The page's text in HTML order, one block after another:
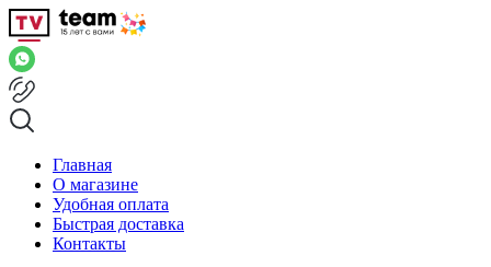
Главная
О магазине
Удобная оплата
Быстрая доставка
Контакты